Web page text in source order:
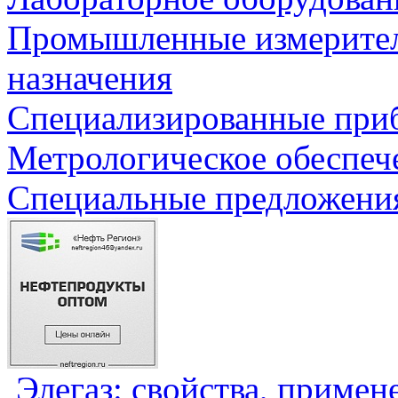
Промышленные
назначения
Специализированные
Метрологическое
Специальные
Элегаз: свойства,